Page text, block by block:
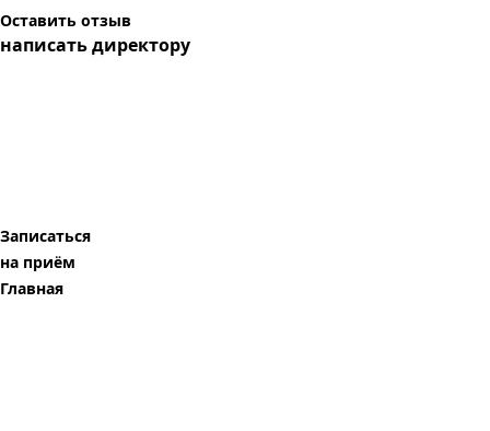
Оставить отзыв
написать директору
Записаться
на приём
Главная